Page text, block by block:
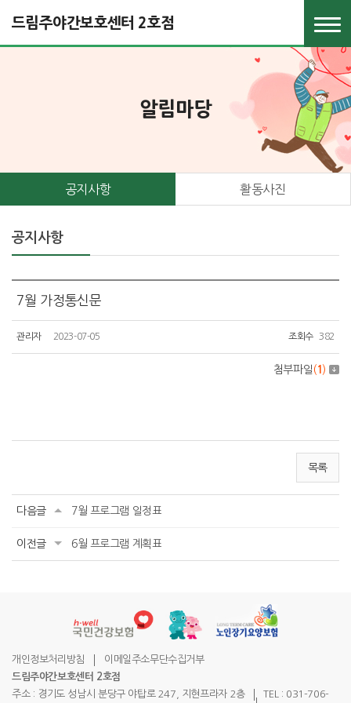
드림주야간보호센터 2호점
알림마당
공지사항 활동사진
공지사항
7월 가정통신문
관리자 2023-07-05 조회수 382
첨부파일 ( 1 )
목록
다음글 7월 프로그램 일정표
이전글 6월 프로그램 계획표
개인정보처리방침
이메일주소무단수집거부
드림주야간보호센터 2호점
주소 : 경기도 성남시 분당구 야탑로 247, 지현프라자 2층
TEL : 031-706-